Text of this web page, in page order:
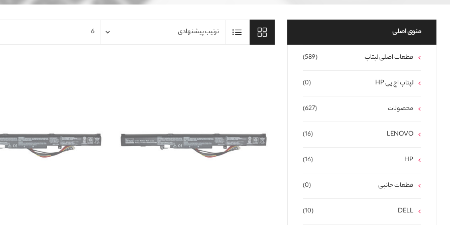
فلت لپتاپ
منوی اصلی
(589) قطعات اصلی لپتاپ
(0) لپتاپ اچ پی HP
(627) محصولات
(16) LENOVO
(16) HP
(0) قطعات جانبی
(10) DELL